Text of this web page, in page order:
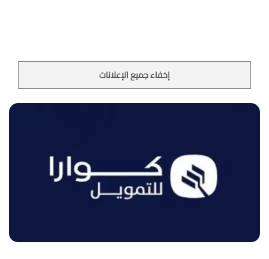
إخفاء جميع الإعلانات